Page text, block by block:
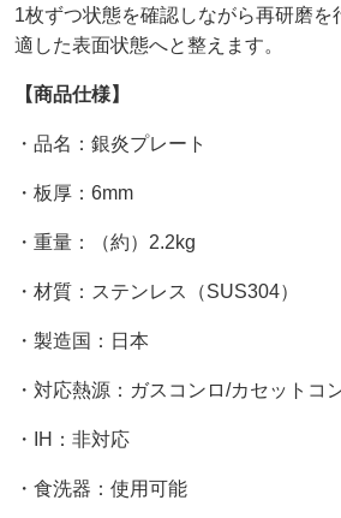
1枚ずつ状態を確認しながら再研磨を
適した表面状態へと整えます。
【商品仕様】
・品名：銀炎プレート
・板厚：6mm
・重量：（約）2.2kg
・材質：ステンレス（SUS304）
・製造国：日本
・対応熱源：ガスコンロ/カセットコ
・IH：非対応
・食洗器：使用可能